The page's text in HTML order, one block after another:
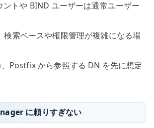
ントや BIND ユーザーは通常ユーザー
検索ベースや権限管理が複雑になる場
Postfix から参照する DN を先に想定
に頼りすぎない